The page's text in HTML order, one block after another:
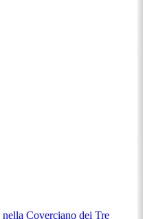
Coverciano dei Tre